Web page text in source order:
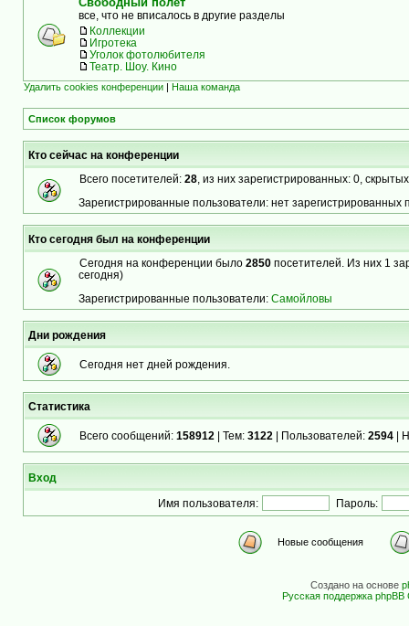
все, что не вписалось в другие разделы
Коллекции
Игротека
Уголок фотолюбителя
Театр. Шоу. Кино
Удалить cookies конференции | Наша команда
Список форумов
Кто сейчас на конференции
Всего посетителей: 28 , из них зарегистрированных: 0,
Зарегистрированные пользователи: нет зарегистрированных
Кто сегодня был на конференции
Сегодня на конференции было 2850 посетителей. Из них 1
сегодня)
Зарегистрированные пользователи: Самойловы
Дни рождения
Сегодня нет дней рождения.
Статистика
Всего сообщений: 158912 | Тем: 3122 | Пользователей: 2594 |
Вход
Имя пользователя: Пароль:
Новые сообщения
Создано на основе
Русская поддержка phpBB